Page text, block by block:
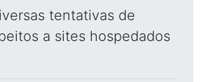
tentativas de
a sites hospedados